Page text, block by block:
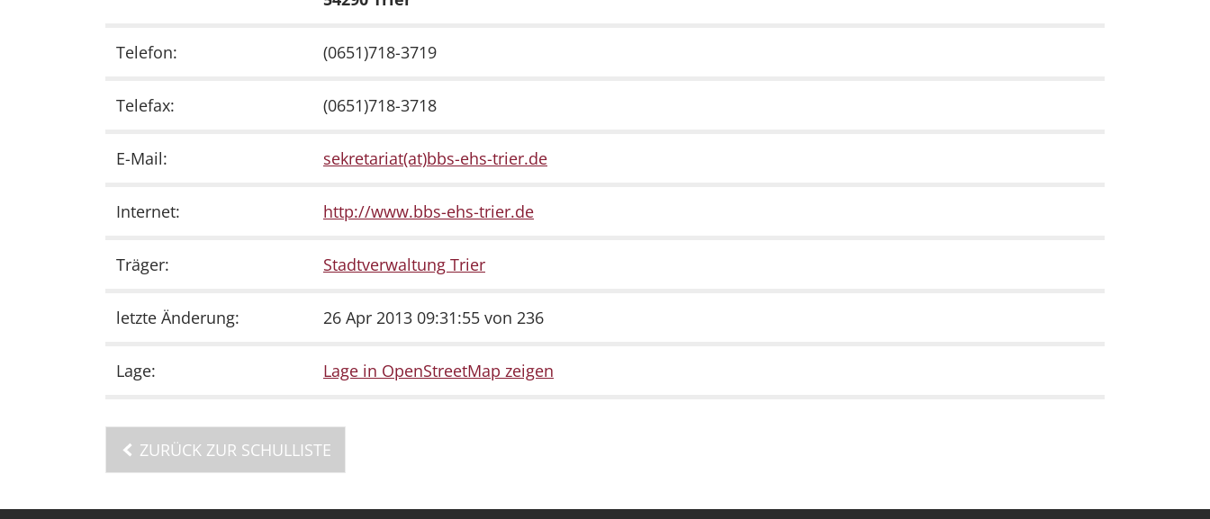
Telefon: (0651)718-3719
Telefax: (0651)718-3718
E-Mail: sekretariat(at)bbs-ehs-trier.de
Internet: http://www.bbs-ehs-trier.de
Träger: Stadtverwaltung Trier
letzte Änderung: 26 Apr 2013 09:31:55 von 236
Lage: Lage in OpenStreetMap zeigen
ZURÜCK ZUR SCHULLISTE